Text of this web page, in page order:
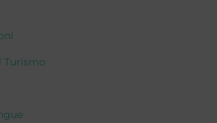
Turismo